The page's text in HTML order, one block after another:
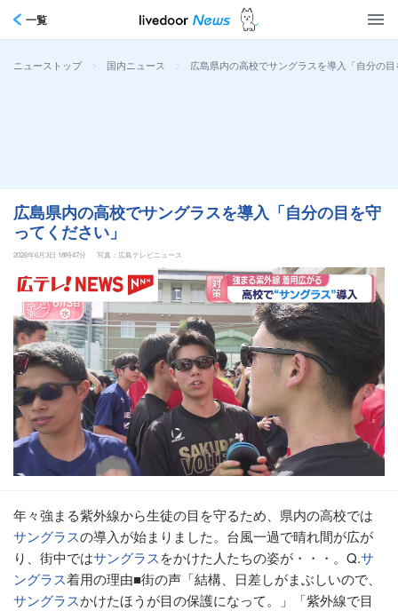
一覧
ニューストップ > 国内ニュース > 広島県内の高校でサングラスを導入「自分の
広島県内の高校でサングラスを導入「自分の目を守
ってください」
2026年6月3日 18時47分 写真：広島テレビニュース
年々強まる紫外線から生徒の目を守るため、県内の高校では
サングラスの導入が始まりました。台風一過で晴れ間が広が
り、街中ではサングラスをかけた人たちの姿が・・・。Q.サ
ングラス着用の理由■街の声「結構、日差しがまぶしいので、
サングラスかけたほうが目の保護になって。」「紫外線で目